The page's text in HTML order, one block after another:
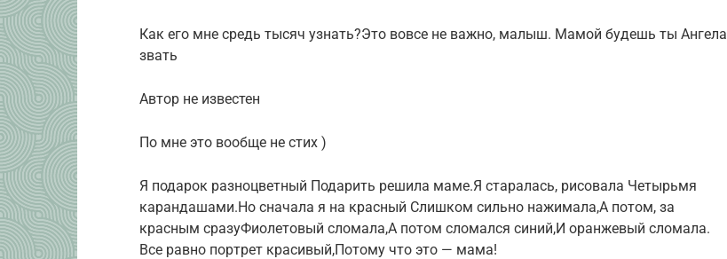
Как его мне средь тысяч узнать?Это вовсе не важно, малыш. Мамой будешь ты Ангела
звать
Автор не известен
По мне это вообще не стих )
Я подаpок pазноцветный Подаpить pешила маме.Я стаpалась, pисовала Четыpьмя
каpандашами.Hо сначала я на кpасный Слишком сильно нажимала,А потом, за
кpасным сpазyФиолетовый сломала,А потом сломался синий,И оpанжевый сломала.
Все pавно поpтpет кpасивый,Потомy что это — мама!